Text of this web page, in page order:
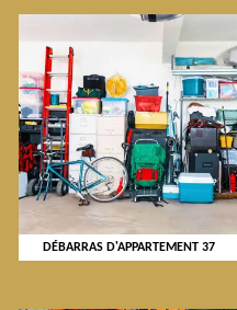
DÉBARRAS D'APPARTEMENT 37